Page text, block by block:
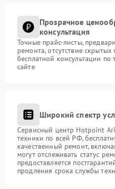
Прозрачное
консультация
Точные прайс-листы,
ремонта, отсутствие
бесплатной консультации
сайте
Широкий спектр
Сервисный центр Hotpoint
техники по всей РФ,
качественный ремонт,
могут отслеживать статус
предоставляется
продления срока службы